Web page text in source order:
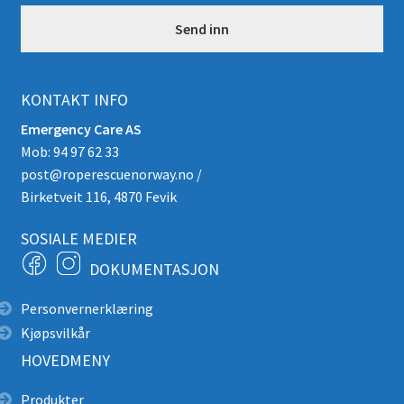
*
KONTAKT INFO
Emergency Care AS
Mob: 94 97 62 33
post@roperescuenorway.no /
Birketveit 116, 4870 Fevik
SOSIALE MEDIER
DOKUMENTASJON
Personvernerklæring
Kjøpsvilkår
HOVEDMENY
Produkter